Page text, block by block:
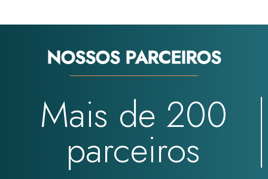
NOSSOS PARCEIROS
Mais de 200
parceiros